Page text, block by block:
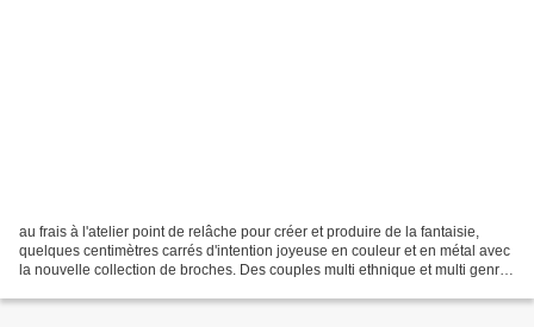
au frais à l'atelier point de relâche pour créer et produire de la fantaisie,
quelques centimètres carrés d'intention joyeuse en couleur et en métal avec
la nouvelle collection de broches. Des couples multi ethnique et multi genre